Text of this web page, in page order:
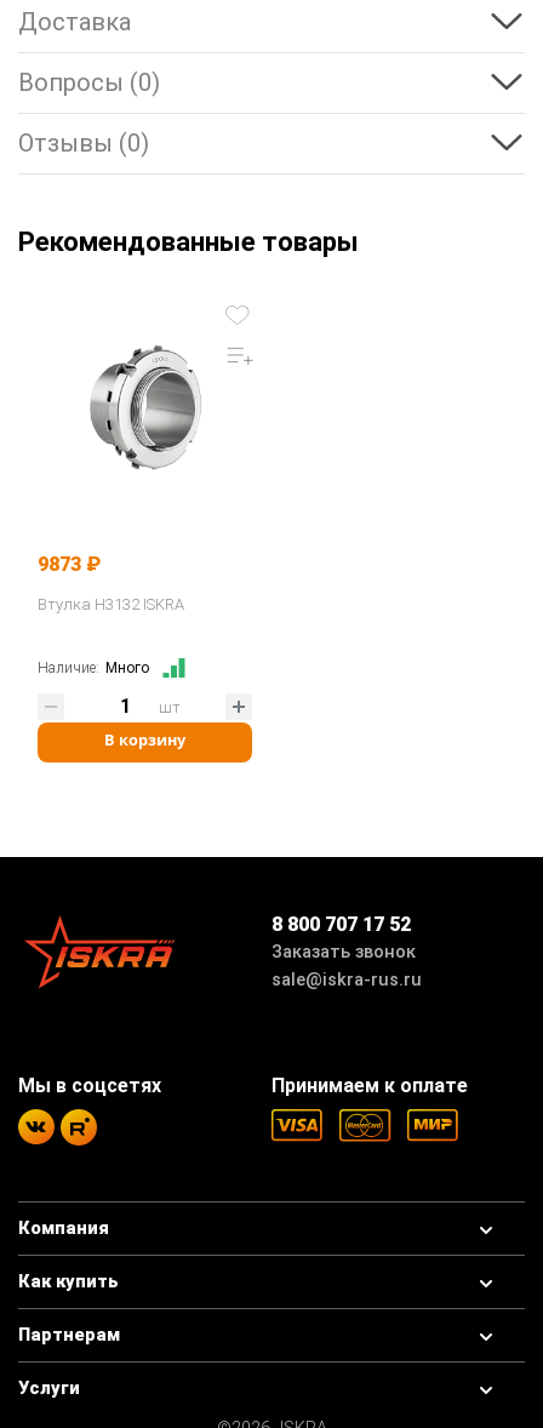
Доставка
Вопросы (0)
Отзывы (0)
Рекомендованные товары
9873 ₽
Втулка H3132 ISKRA
Наличие: Много
В корзину
шт
8 800 707 17 52
Заказать звонок
sale@iskra-rus.ru
Компания
Как купить
Партнерам
Услуги
Принимаем к оплате
Мы в соцсетях